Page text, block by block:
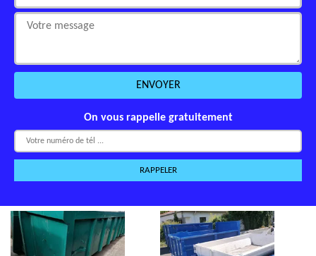
On vous rappelle gratuitement